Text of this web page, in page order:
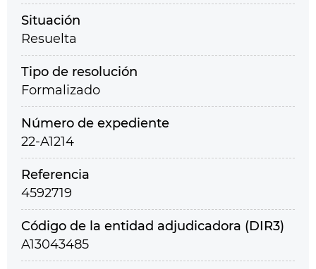
Situación
Resuelta
Tipo de resolución
Formalizado
Número de expediente
22-A1214
Referencia
4592719
Código de la entidad adjudicadora (DIR3)
A13043485